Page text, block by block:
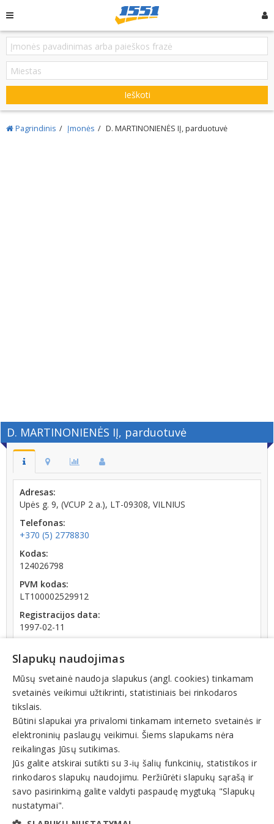
Ieškoti
Pagrindinis Įmonės D. MARTINONIENĖS IĮ, parduotuvė
D. MARTINONIENĖS IĮ, parduotuvė
Adresas:
Upės g. 9, (VCUP 2 a.), LT-09308, VILNIUS
Telefonas:
+370 (5) 2778830
Kodas:
124026798
PVM kodas:
LT100002529912
Registracijos data:
1997-02-11
iki 10 darbuotojų
Apyvarta:
73 065 €, pelnas po mokesčių 1,7 % (2019 m.)
Veiklos sritys
Juvelyriniai dirbiniai, gintaras
Suvenyrai, dovanos
Slapukų naudojimas
Mūsų svetainė naudoja slapukus (angl. cookies) tinkamam
svetainės veikimui užtikrinti, statistiniais bei rinkodaros
tikslais.
Būtini slapukai yra privalomi tinkamam interneto svetainės ir
elektroninių paslaugų veikimui. Šiems slapukams nėra
reikalingas Jūsų sutikimas.
Jūs galite atskirai sutikti su 3-ių šalių funkcinių, statistikos ir
rinkodaros slapukų naudojimu. Peržiūrėti slapukų sąrašą ir
savo pasirinkimą galite valdyti paspaudę mygtuką "Slapukų
nustatymai".